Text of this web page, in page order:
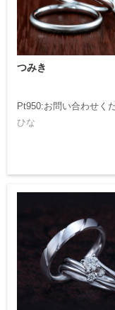
つみき
Pt950:お問い合わせく
ひな